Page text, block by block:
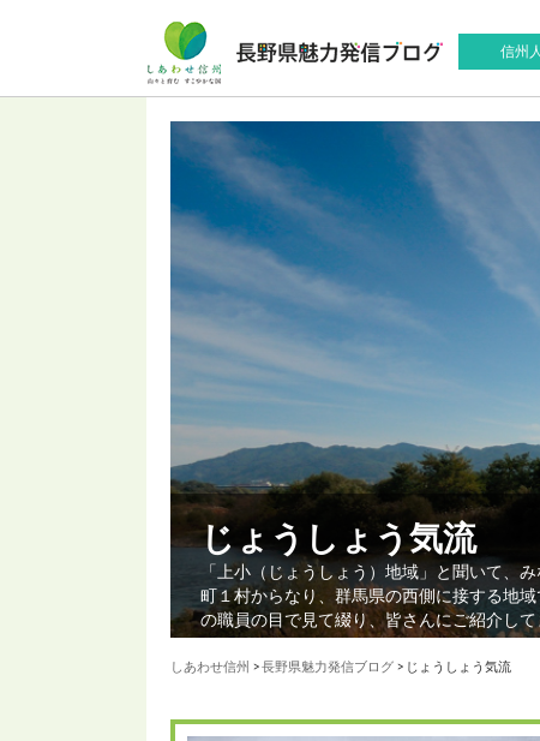
信州人
じょうしょう気流
「上小（じょうしょう）地域」と聞いて、
町１村からなり、群馬県の西側に接する地
の職員の目で見て綴り、皆さんにご紹介し
しあわせ信州 >長野県魅力発信ブログ > じょうしょう気流